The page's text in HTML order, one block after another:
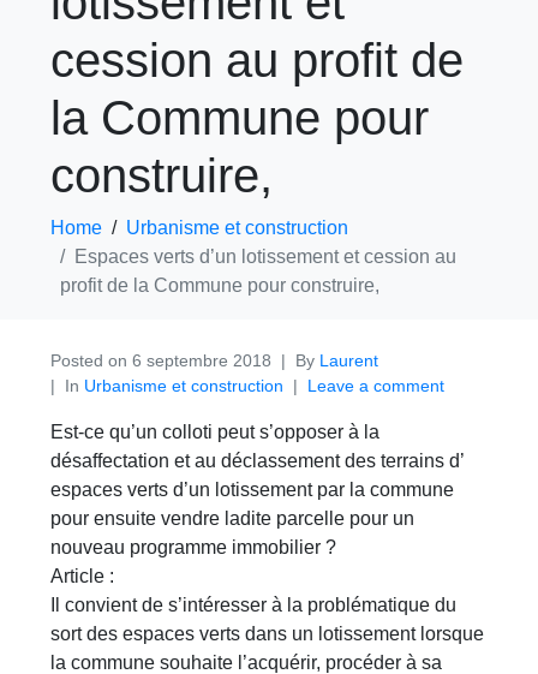
cession au profit de
la Commune pour
construire,
Home
Urbanisme et construction
Espaces verts d’un lotissement et cession au
profit de la Commune pour construire,
Posted on6 septembre 2018 By Laurent
In Urbanisme et construction Leave a comment
Est-ce qu’un colloti peut s’opposer à la
désaffectation et au déclassement des terrains d’
espaces verts d’un lotissement par la commune
pour ensuite vendre ladite parcelle pour un
nouveau programme immobilier ?
Article :
Il convient de s’intéresser à la problématique du
sort des espaces verts dans un lotissement lorsque
la commune souhaite l’acquérir, procéder à sa